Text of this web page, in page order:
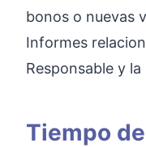
bonos o nuevas
Informes
Responsable y
Tiempo